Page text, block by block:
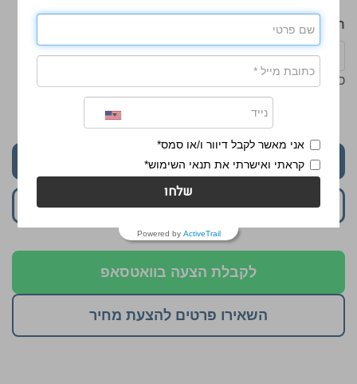
הכנס כמות
כמות מינימלית: 24
₪64.50
₪70.00
התחל לעצב
הוסף לסל
לקבלת הצעה בוואטסאפ
השאירו פרטים להצעת מחיר
אני מאשר לקבל דיוור ו/או סמס*
קראתי ואישרתי את תנאי השימוש*
שלחו
Powered by ActiveTrail